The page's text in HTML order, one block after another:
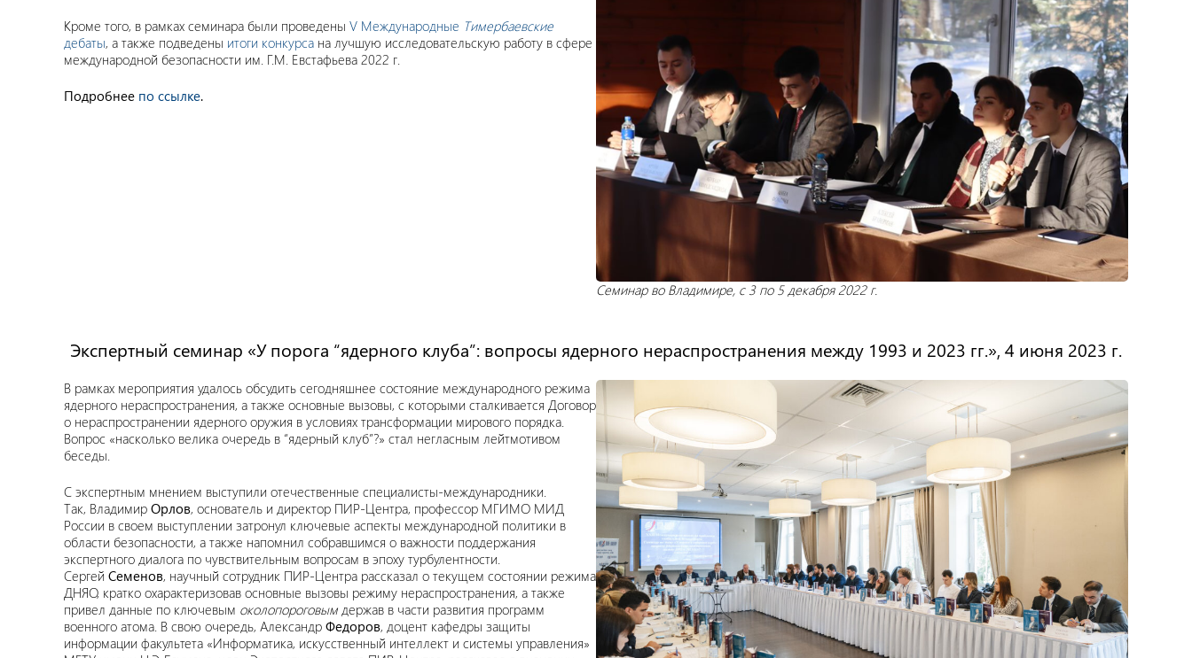
Кроме того, в рамках семинара были проведены V Международные Тимербаевские
дебаты, а также подведены итоги конкурса на лучшую исследовательскую работу в сфере
международной безопасности им. Г.М. Евстафьева 2022 г.
Подробнее по ссылке.
Семинар во Владимире, с 3 по 5 декабря 2022 г.
Экспертный семинар «У порога “ядерного клуба”: вопросы ядерного нераспространения между 1993 и 2023 гг.», 4 июня 2023 г.
В рамках мероприятия удалось обсудить сегодняшнее состояние международного режима
ядерного нераспространения, а также основные вызовы, с которыми сталкивается Договор
о нераспространении ядерного оружия в условиях трансформации мирового порядка.
Вопрос «насколько велика очередь в “ядерный клуб”?» стал негласным лейтмотивом
беседы.
С экспертным мнением выступили отечественные специалисты-международники.
Так, Владимир Орлов, основатель и директор ПИР-Центра, профессор МГИМО МИД
России в своем выступлении затронул ключевые аспекты международной политики в
области безопасности, а также напомнил собравшимся о важности поддержания
экспертного диалога по чувствительным вопросам в эпоху турбулентности.
Сергей Семенов, научный сотрудник ПИР-Центра рассказал о текущем состоянии режима
ДНЯО, кратко охарактеризовав основные вызовы режиму нераспространения, а также
привел данные по ключевым околопороговым держав в части развития программ
военного атома. В свою очередь, Александр Федоров, доцент кафедры защиты
информации факультета «Информатика, искусственный интеллект и системы управления»